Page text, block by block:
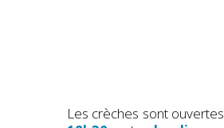
Les crèches sont ouvertes